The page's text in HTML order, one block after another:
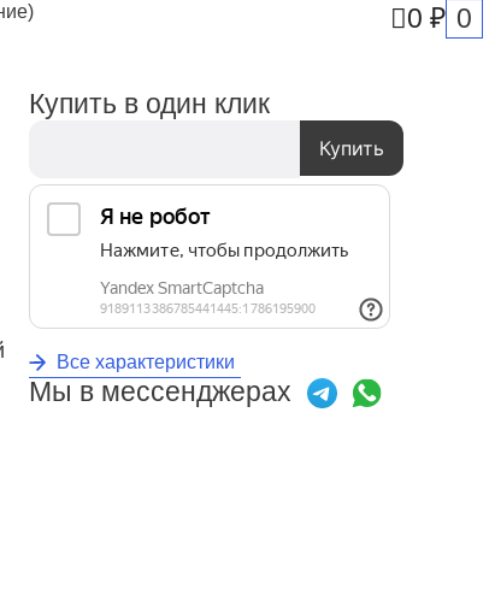
0 ₽ 0
Купить в один клик
Купить
Все характеристики
Мы в мессенджерах